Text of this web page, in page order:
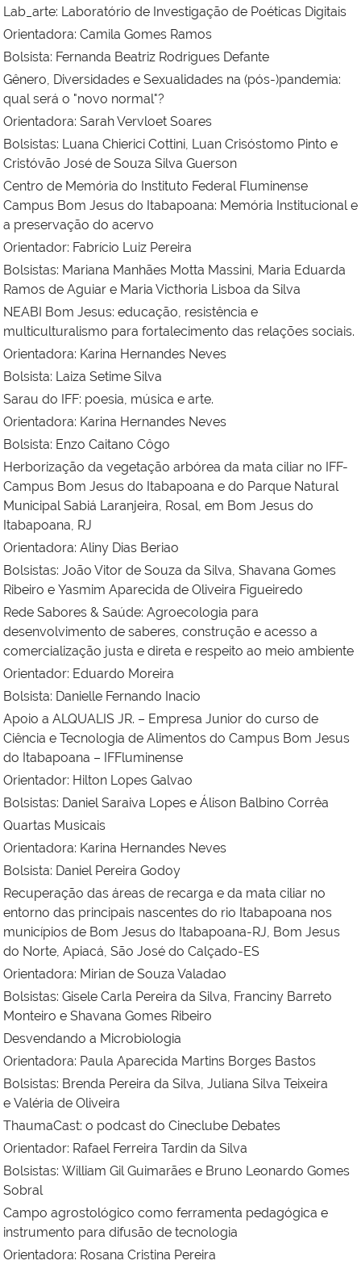
Lab_arte: Laboratório de Investigação de Poéticas Digitais
Orientadora: Camila Gomes Ramos
Bolsista: Fernanda Beatriz Rodrigues Defante
Gênero, Diversidades e Sexualidades na (pós-)pandemia:
qual será o "novo normal"?
Orientadora: Sarah Vervloet Soares
Bolsistas: Luana Chierici Cottini, Luan Crisóstomo Pinto e
Cristóvão José de Souza Silva Guerson
Centro de Memória do Instituto Federal Fluminense
Campus Bom Jesus do Itabapoana: Memória Institucional e
a preservação do acervo
Orientador: Fabrício Luiz Pereira
Bolsistas: Mariana Manhães Motta Massini, Maria Eduarda
Ramos de Aguiar e Maria Victhoria Lisboa da Silva
NEABI Bom Jesus: educação, resistência e
multiculturalismo para fortalecimento das relações sociais.
Orientadora: Karina Hernandes Neves
Bolsista: Laiza Setime Silva
Sarau do IFF: poesia, música e arte.
Orientadora: Karina Hernandes Neves
Bolsista: Enzo Caitano Côgo
Herborização da vegetação arbórea da mata ciliar no IFF-
Campus Bom Jesus do Itabapoana e do Parque Natural
Municipal Sabiá Laranjeira, Rosal, em Bom Jesus do
Itabapoana, RJ
Orientadora: Aliny Dias Beriao
Bolsistas: João Vitor de Souza da Silva, Shavana Gomes
Ribeiro e Yasmim Aparecida de Oliveira Figueiredo
Rede Sabores & Saúde: Agroecologia para
desenvolvimento de saberes, construção e acesso a
comercialização justa e direta e respeito ao meio ambiente
Orientador: Eduardo Moreira
Bolsista: Danielle Fernando Inacio
Apoio a ALQUALIS JR. – Empresa Junior do curso de
Ciência e Tecnologia de Alimentos do Campus Bom Jesus
do Itabapoana – IFFluminense
Orientador: Hilton Lopes Galvao
Bolsistas: Daniel Saraiva Lopes e Álison Balbino Corrêa
Quartas Musicais
Orientadora: Karina Hernandes Neves
Bolsista: Daniel Pereira Godoy
Recuperação das áreas de recarga e da mata ciliar no
entorno das principais nascentes do rio Itabapoana nos
municípios de Bom Jesus do Itabapoana-RJ, Bom Jesus
do Norte, Apiacá, São José do Calçado-ES
Orientadora: Mirian de Souza Valadao
Bolsistas: Gisele Carla Pereira da Silva, Franciny Barreto
Monteiro e Shavana Gomes Ribeiro
Desvendando a Microbiologia
Orientadora: Paula Aparecida Martins Borges Bastos
Bolsistas: Brenda Pereira da Silva, Juliana Silva Teixeira
e Valéria de Oliveira
ThaumaCast: o podcast do Cineclube Debates
Orientador: Rafael Ferreira Tardin da Silva
Bolsistas: William Gil Guimarães e Bruno Leonardo Gomes
Sobral
Campo agrostológico como ferramenta pedagógica e
instrumento para difusão de tecnologia
Orientadora: Rosana Cristina Pereira